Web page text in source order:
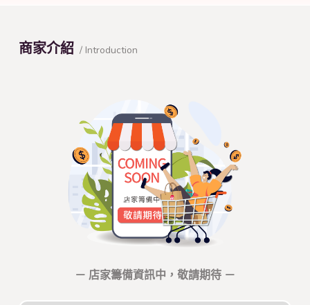
商家介紹 / Introduction
－ 店家籌備資訊中，敬請期待 －